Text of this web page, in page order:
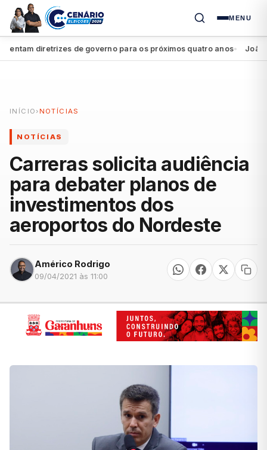
MENU
diretrizes de governo para os próximos quatro anos● João
INÍCIO ›NOTÍCIAS
NOTÍCIAS
Carreras solicita audiência
para debater planos de
investimentos dos
aeroportos do Nordeste
Américo Rodrigo
09/04/2021 às 11:00